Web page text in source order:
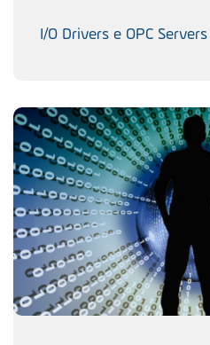
I/O Drivers e OPC Servers